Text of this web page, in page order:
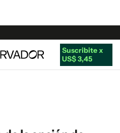
Suscribite x
US$ 3,45